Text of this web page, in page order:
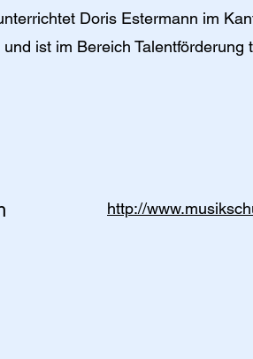
Doris Estermann im
ist im Bereich Talentförderung
http://